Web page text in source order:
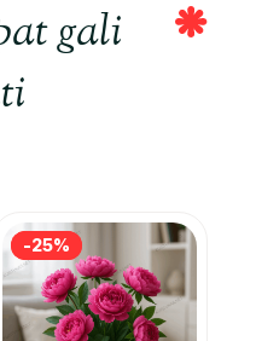
gali
-25%
-25%